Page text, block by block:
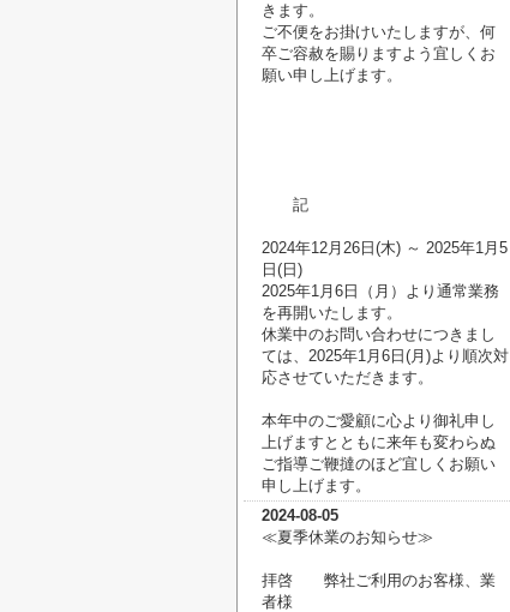
きます。
ご不便をお掛けいたしますが、何
卒ご容赦を賜りますよう宜しくお
願い申し上げます。
記
2024年12月26日(木) ～ 2025年1月5
日(日)
2025年1月6日（月）より通常業務
を再開いたします。
休業中のお問い合わせにつきまし
ては、2025年1月6日(月)より順次対
応させていただきます。
本年中のご愛顧に心より御礼申し
上げますとともに来年も変わらぬ
ご指導ご鞭撻のほど宜しくお願い
申し上げます。
2024-08-05
≪夏季休業のお知らせ≫
拝啓 弊社ご利用のお客様、業
者様